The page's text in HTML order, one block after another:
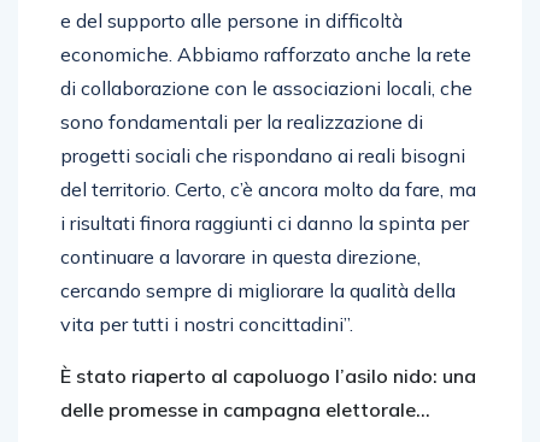
e del supporto alle persone in difficoltà
economiche. Abbiamo rafforzato anche la rete
di collaborazione con le associazioni locali, che
sono fondamentali per la realizzazione di
progetti sociali che rispondano ai reali bisogni
del territorio. Certo, c’è ancora molto da fare, ma
i risultati finora raggiunti ci danno la spinta per
continuare a lavorare in questa direzione,
cercando sempre di migliorare la qualità della
vita per tutti i nostri concittadini”.
È stato riaperto al capoluogo l’asilo nido: una
delle promesse in campagna elettorale…